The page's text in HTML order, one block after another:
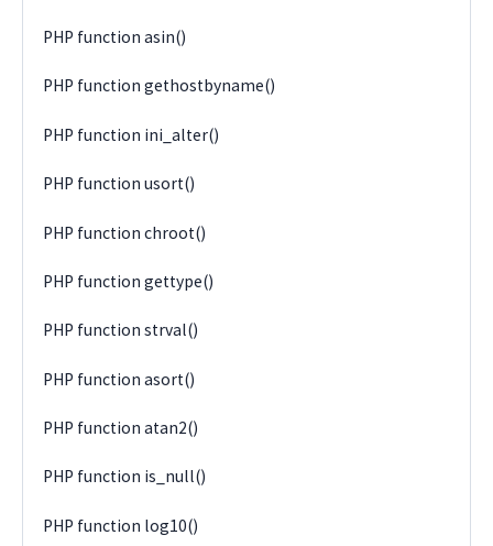
PHP function asin()
PHP function gethostbyname()
PHP function ini_alter()
PHP function usort()
PHP function chroot()
PHP function gettype()
PHP function strval()
PHP function asort()
PHP function atan2()
PHP function is_null()
PHP function log10()